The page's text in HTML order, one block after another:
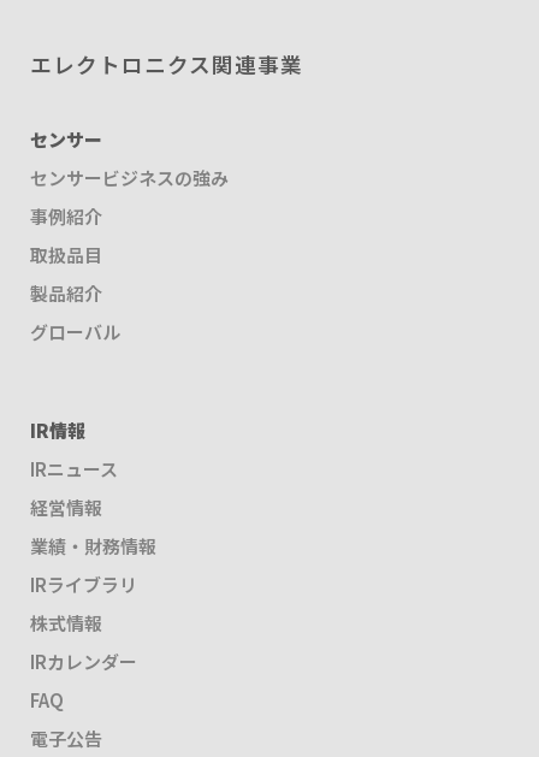
エレクトロニクス関連事業
センサー
センサービジネスの強み
事例紹介
取扱品目
製品紹介
グローバル
IR情報
IRニュース
経営情報
業績・財務情報
IRライブラリ
株式情報
IRカレンダー
FAQ
電子公告